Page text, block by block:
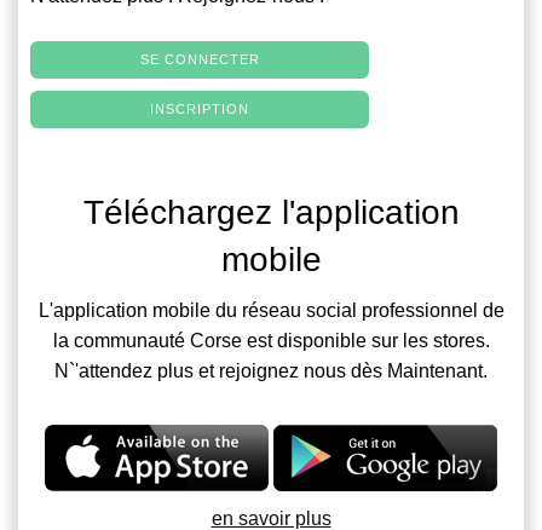
SE CONNECTER
INSCRIPTION
Téléchargez l'application
mobile
L'application mobile du réseau social professionnel de
la communauté Corse est disponible sur les stores.
N`'attendez plus et rejoignez nous dès Maintenant.
en savoir plus